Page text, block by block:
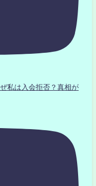
は入会拒否？真相が